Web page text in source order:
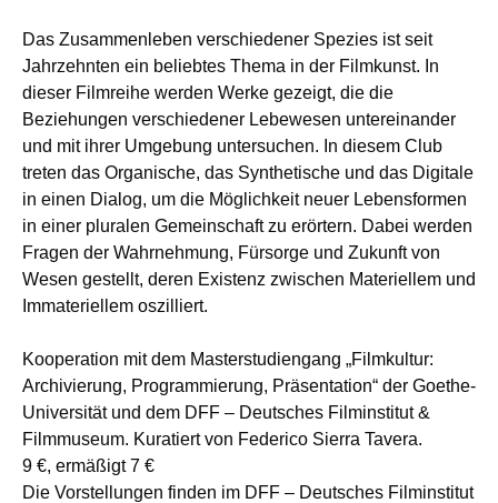
Das Zusammenleben verschiedener Spezies ist seit
Jahrzehnten ein beliebtes Thema in der Filmkunst. In
dieser Filmreihe werden Werke gezeigt, die die
Beziehungen verschiedener Lebewesen untereinander
und mit ihrer Umgebung untersuchen. In diesem Club
treten das Organische, das Synthetische und das Digitale
in einen Dialog, um die Möglichkeit neuer Lebensformen
in einer pluralen Gemeinschaft zu erörtern. Dabei werden
Fragen der Wahrnehmung, Fürsorge und Zukunft von
Wesen gestellt, deren Existenz zwischen Materiellem und
Immateriellem oszilliert.
Kooperation mit dem Masterstudiengang „Filmkultur:
Archivierung, Programmierung, Präsentation“ der Goethe-
Universität und dem DFF – Deutsches Filminstitut &
Filmmuseum. Kuratiert von Federico Sierra Tavera.
9 €, ermäßigt 7 €
Die Vorstellungen finden im DFF – Deutsches Filminstitut